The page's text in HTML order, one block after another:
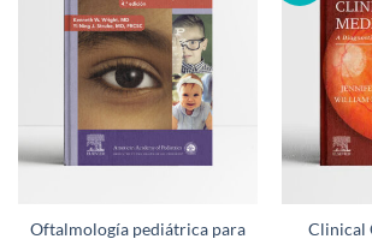
lista de
deseos
Oftalmología pediátrica para Clinical